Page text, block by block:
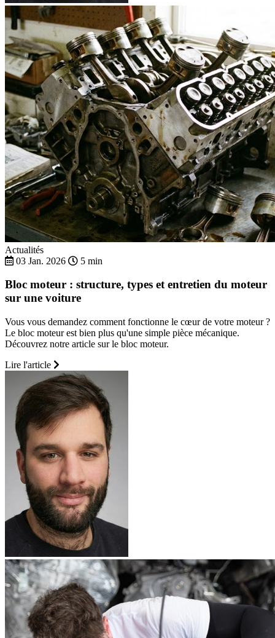
Actualités
03 Jan. 2026
5 min
Bloc moteur : structure, types et entretien du moteur
sur une voiture
Vous vous demandez comment fonctionne le cœur de votre moteur ?
Le bloc moteur est bien plus qu'une simple pièce mécanique.
Découvrez notre article sur le bloc moteur.
Lire l'article